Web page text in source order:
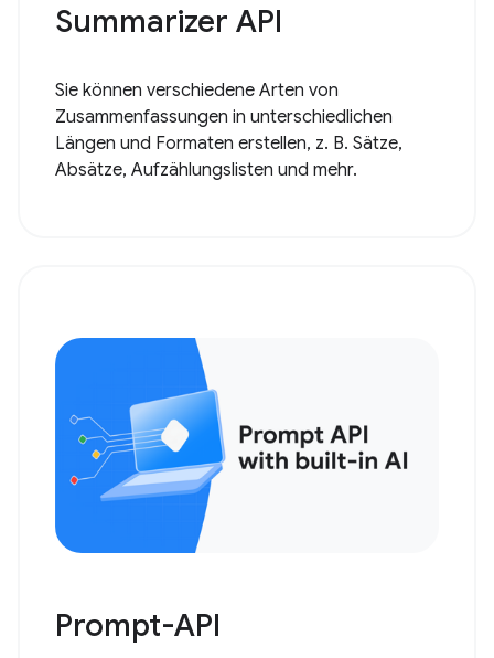
Summarizer API
Sie können verschiedene Arten von
Zusammenfassungen in unterschiedlichen
Längen und Formaten erstellen, z. B. Sätze,
Absätze, Aufzählungslisten und mehr.
Prompt-API